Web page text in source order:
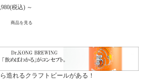
(税込) ～
商品を見る
造れるクラフトビールがある！